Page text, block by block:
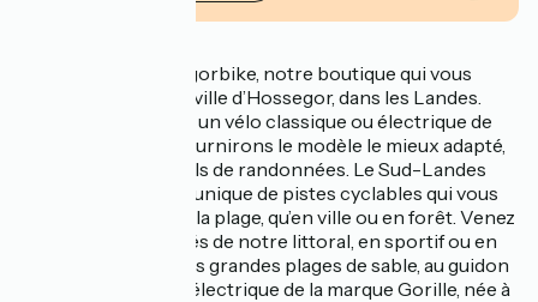
Bienvenue à Hossegorbike, notre boutique qui vous
accueille au centre-ville d’Hossegor, dans les Landes.
Que vous cherchiez un vélo classique ou électrique de
qualité, nous vous fournirons le modèle le mieux adapté,
ainsi que des conseils de randonnées. Le Sud-Landes
dispose d’un circuit unique de pistes cyclables qui vous
mènera aussi bien à la plage, qu’en ville ou en forêt. Venez
découvrir les beautés de notre littoral, en sportif ou en
famille, parcourir nos grandes plages de sable, au guidon
d’un Beach Cruiser électrique de la marque Gorille, née à